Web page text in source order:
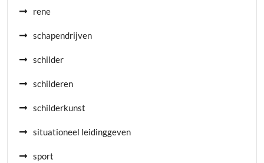
rene
schapendrijven
schilder
schilderen
schilderkunst
situationeel leidinggeven
sport